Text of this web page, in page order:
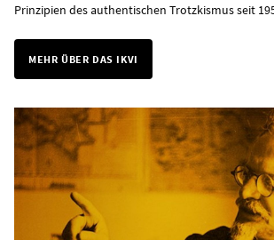
Prinzipien des authentischen Trotzkismus seit
MEHR ÜBER DAS IKVI